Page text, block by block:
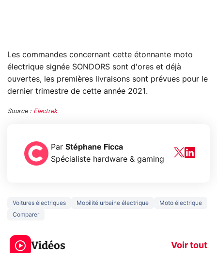
Les commandes concernant cette étonnante moto
électrique signée SONDORS sont d'ores et déjà
ouvertes, les premières livraisons sont prévues pour le
dernier trimestre de cette année 2021.
Source : Electrek
Par Stéphane Ficca
Spécialiste hardware & gaming
Voitures électriques Mobilité urbaine électrique
Moto électrique
Comparer
Vidéos Voir tout
3 écrans en 1 pour
319€ ? Voici L'AOC
CQ32G4ZA !
prochaine